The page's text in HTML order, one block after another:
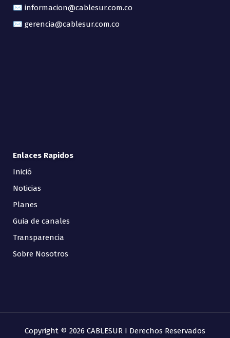
✉ informacion@cablesur.com.co
✉ gerencia@cablesur.com.co
Enlaces Rapidos
Inició
Noticias
Planes
Guia de canales
Transparencia
Sobre Nosotros
Copyright © 2026 CABLESUR I Derechos Reservados